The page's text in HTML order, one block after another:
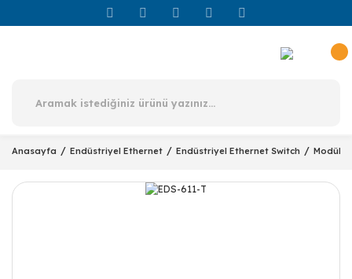
Anasayfa Endüstriyel Ethernet Endüstriyel Ethernet Switch Modüler